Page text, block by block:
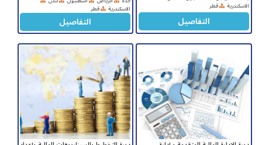
الاسكندرية قطر
التفاصيل
الاسكندرية قطر
التفاصيل